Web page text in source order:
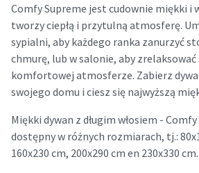
Comfy Supreme jest cudownie miękki i
tworzy ciepłą i przytulną atmosferę.
sypialni, aby każdego ranka zanurzyć
chmurę, lub w salonie, aby
komfortowej atmosferze. Zabierz
swojego domu i ciesz się najwyższą
Miękki dywan z długim włosiem -
dostępny w różnych rozmiarach, tj.:
160x230 cm, 200x290 cm en 230x330 cm.